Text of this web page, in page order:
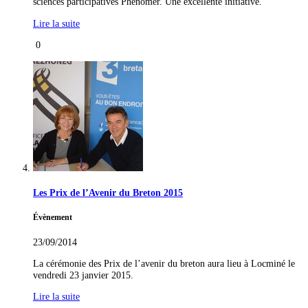
Lire la suite
0
Les Prix de l’Avenir du Breton 2015
Évènement
23/09/2014
La cérémonie des Prix de l’avenir du breton aura lieu à Locminé le
vendredi 23 janvier 2015.
Lire la suite